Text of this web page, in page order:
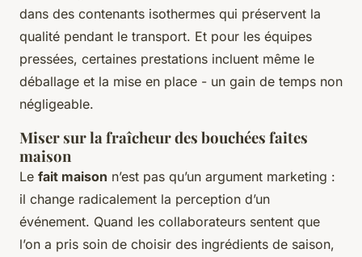
dans des contenants isothermes qui préservent la
qualité pendant le transport. Et pour les équipes
pressées, certaines prestations incluent même le
déballage et la mise en place - un gain de temps non
négligeable.
Miser sur la fraîcheur des bouchées faites
maison
Le fait maison n’est pas qu’un argument marketing :
il change radicalement la perception d’un
événement. Quand les collaborateurs sentent que
l’on a pris soin de choisir des ingrédients de saison,